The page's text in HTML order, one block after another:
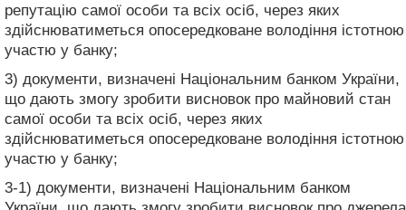
репутацію самої особи та всіх осіб, через яких
здійснюватиметься опосередковане володіння істотною
участю у банку;
3) документи, визначені Національним банком України,
що дають змогу зробити висновок про майновий стан
самої особи та всіх осіб, через яких
здійснюватиметься опосередковане володіння істотною
участю у банку;
3-1) документи, визначені Національним банком